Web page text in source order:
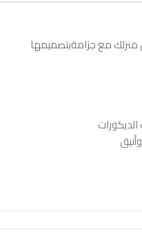
مع جزامةبتصميمها